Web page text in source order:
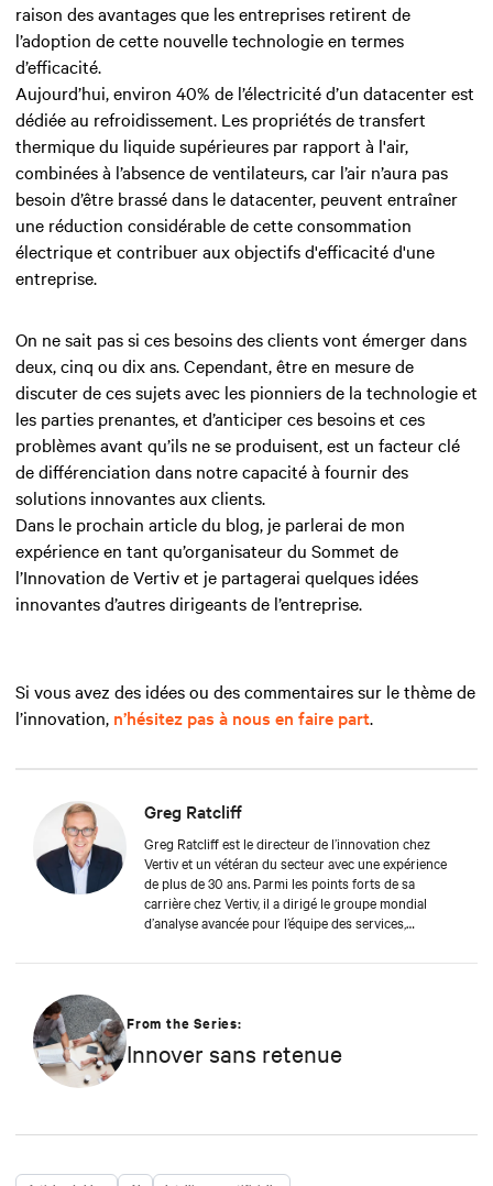
raison des avantages que les entreprises retirent de
l’adoption de cette nouvelle technologie en termes
d’efficacité.
Aujourd’hui, environ 40% de l’électricité d’un datacenter est
dédiée au refroidissement. Les propriétés de transfert
thermique du liquide supérieures par rapport à l'air,
combinées à l’absence de ventilateurs, car l’air n’aura pas
besoin d’être brassé dans le datacenter, peuvent entraîner
une réduction considérable de cette consommation
électrique et contribuer aux objectifs d'efficacité d'une
entreprise.
On ne sait pas si ces besoins des clients vont émerger dans
deux, cinq ou dix ans. Cependant, être en mesure de
discuter de ces sujets avec les pionniers de la technologie et
les parties prenantes, et d’anticiper ces besoins et ces
problèmes avant qu’ils ne se produisent, est un facteur clé
de différenciation dans notre capacité à fournir des
solutions innovantes aux clients.
Dans le prochain article du blog, je parlerai de mon
expérience en tant qu’organisateur du Sommet de
l’Innovation de Vertiv et je partagerai quelques idées
innovantes d’autres dirigeants de l’entreprise.
Si vous avez des idées ou des commentaires sur le thème de
l’innovation, n’hésitez pas à nous en faire part.
Greg Ratcliff
Greg Ratcliff est le directeur de l’innovation chez
Vertiv et un vétéran du secteur avec une expérience
de plus de 30 ans. Parmi les points forts de sa
carrière chez Vertiv, il a dirigé le groupe mondial
d’analyse avancée pour l’équipe des services,
connexion de près d’un milliard de produits
sur la gestion de projet Agile de projets IoT et Big
diplômes de premier cycle en Mathématiques
Awards de Comspark. Il est également titulaire d’un
passionné.
From the Series:
Innover sans retenue